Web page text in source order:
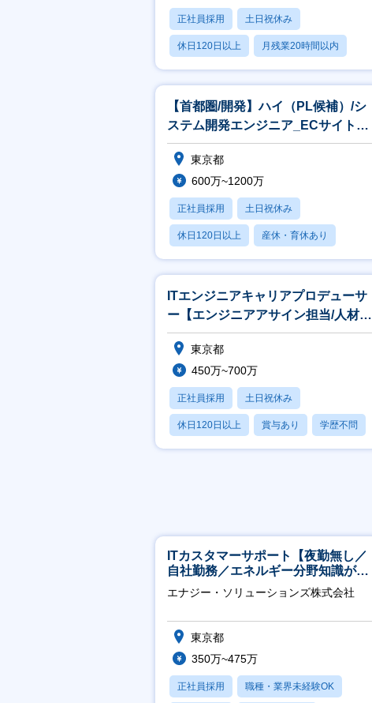
正社員採用 土日祝休み
休日120日以上 月残業20時間以内
賞与あり
【首都圏/開発】ハイ（PL候補）/シ
ステム開発エンジニア_ECサイト開
発
東京都
600万~1200万
正社員採用 土日祝休み
休日120日以上 産休・育休あり
月残業20時間以内
ITエンジニアキャリアプロデューサ
ー【エンジニアアサイン担当/人材業
界最大手パーソルグループ】
東京都
450万~700万
正社員採用 土日祝休み
休日120日以上 賞与あり 学歴不問
ITカスタマーサポート【夜勤無し／
自社勤務／エネルギー分野知識が身
につきます】
エナジー・ソリューションズ株式会社
東京都
350万~475万
正社員採用 職種・業界未経験OK